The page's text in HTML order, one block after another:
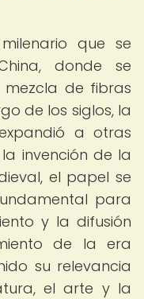
que se
donde se
de fibras
de los siglos, la
a otras
invención de la
el papel se
para
y la difusión
de la era
su relevancia
el arte y la